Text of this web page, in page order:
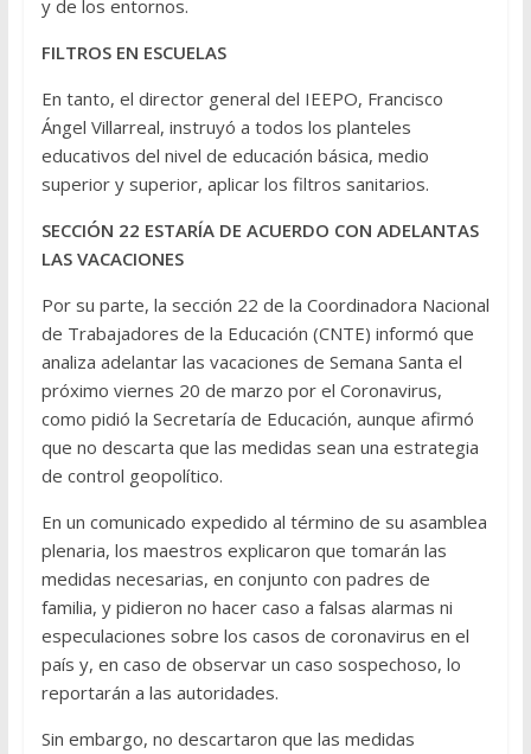
y de los entornos.
FILTROS EN ESCUELAS
En tanto, el director general del IEEPO, Francisco
Ángel Villarreal, instruyó a todos los planteles
educativos del nivel de educación básica, medio
superior y superior, aplicar los filtros sanitarios.
SECCIÓN 22 ESTARÍA DE ACUERDO CON ADELANTAS
LAS VACACIONES
Por su parte, la sección 22 de la Coordinadora Nacional
de Trabajadores de la Educación (CNTE) informó que
analiza adelantar las vacaciones de Semana Santa el
próximo viernes 20 de marzo por el Coronavirus,
como pidió la Secretaría de Educación, aunque afirmó
que no descarta que las medidas sean una estrategia
de control geopolítico.
En un comunicado expedido al término de su asamblea
plenaria, los maestros explicaron que tomarán las
medidas necesarias, en conjunto con padres de
familia, y pidieron no hacer caso a falsas alarmas ni
especulaciones sobre los casos de coronavirus en el
país y, en caso de observar un caso sospechoso, lo
reportarán a las autoridades.
Sin embargo, no descartaron que las medidas